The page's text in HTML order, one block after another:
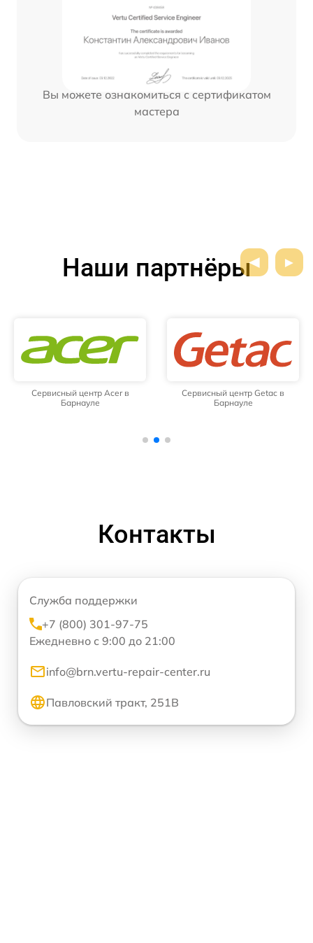
Вы можете ознакомиться с сертификатом
мастера
Наши партнёры
Сервисный центр Acer в
Барнауле
Сервисный центр Getac в
Барнауле
Контакты
Служба поддержки
+7 (800) 301-97-75
Ежедневно с 9:00 до 21:00
info@brn.vertu-repair-center.ru
Павловский тракт, 251В